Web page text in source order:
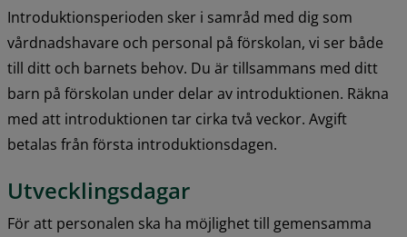
Introduktionsperioden sker i samråd med dig som
vårdnadshavare och personal på förskolan, vi ser både
till ditt och barnets behov. Du är tillsammans med ditt
barn på förskolan under delar av introduktionen. Räkna
med att introduktionen tar cirka två veckor. Avgift
betalas från första introduktionsdagen.
Utvecklingsdagar
För att personalen ska ha möjlighet till gemensamma